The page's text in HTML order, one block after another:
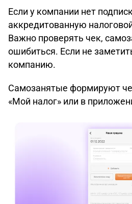
Если у компании нет
аккредитованную
Важно проверять чек,
ошибиться. Если не
компанию.
Самозанятые формируют
«Мой налог» или в